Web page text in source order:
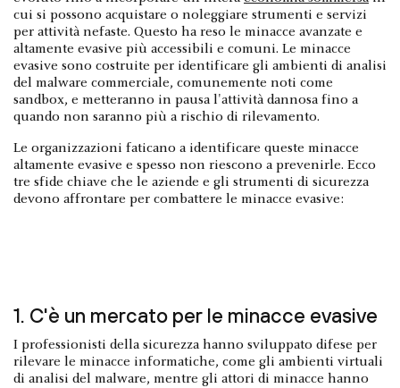
cui si possono acquistare o noleggiare strumenti e servizi
per attività nefaste. Questo ha reso le minacce avanzate e
altamente evasive più accessibili e comuni. Le minacce
evasive sono costruite per identificare gli ambienti di analisi
del malware commerciale, comunemente noti come
sandbox, e metteranno in pausa l'attività dannosa fino a
quando non saranno più a rischio di rilevamento.
Le organizzazioni faticano a identificare queste minacce
altamente evasive e spesso non riescono a prevenirle. Ecco
tre sfide chiave che le aziende e gli strumenti di sicurezza
devono affrontare per combattere le minacce evasive:
1. C'è un mercato per le minacce evasive
I professionisti della sicurezza hanno sviluppato difese per
rilevare le minacce informatiche, come gli ambienti virtuali
di analisi del malware, mentre gli attori di minacce hanno